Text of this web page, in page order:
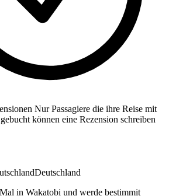
Nur Passagiere die ihre Reise mit
können eine Rezension schreiben
Deutschland
in Wakatobi und werde bestimmit